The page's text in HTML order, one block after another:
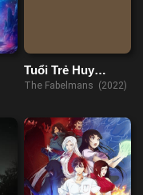
Tuổi Trẻ Huy
Hoàng
The Fabelmans (2022)